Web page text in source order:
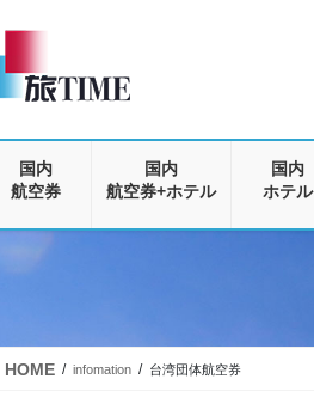
国内
航空券
国内
航空券+ホテル
国内
ホテル
HOME infomation 台湾団体航空券